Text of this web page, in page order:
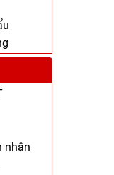
nhân